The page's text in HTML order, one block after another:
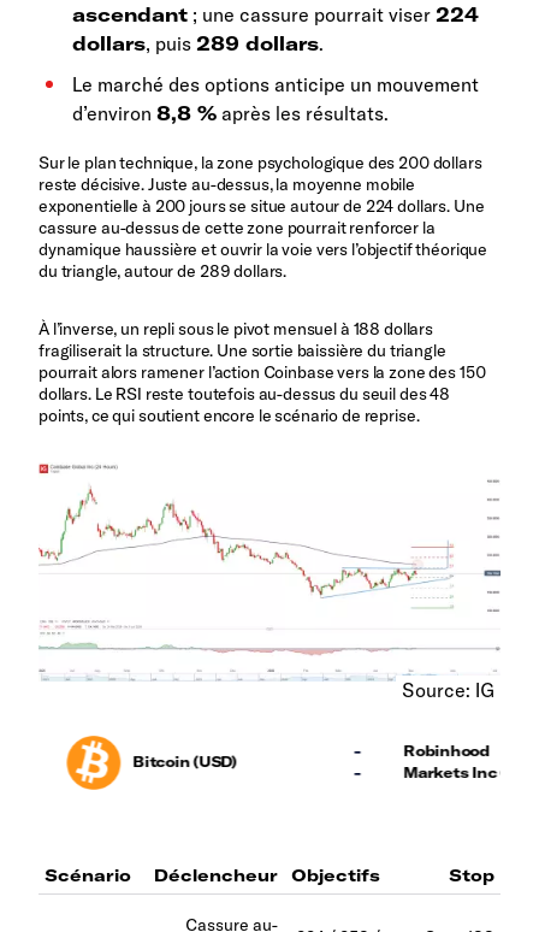
ascendant ; une cassure pourrait viser 224
dollars, puis 289 dollars.
Le marché des options anticipe un mouvement
d’environ 8,8 % après les résultats.
Sur le plan technique, la zone psychologique des 200 dollars
reste décisive. Juste au-dessus, la moyenne mobile
exponentielle à 200 jours se situe autour de 224 dollars. Une
cassure au-dessus de cette zone pourrait renforcer la
dynamique haussière et ouvrir la voie vers l’objectif théorique
du triangle, autour de 289 dollars.
À l’inverse, un repli sous le pivot mensuel à 188 dollars
fragiliserait la structure. Une sortie baissière du triangle
pourrait alors ramener l’action Coinbase vers la zone des 150
dollars. Le RSI reste toutefois au-dessus du seuil des 48
points, ce qui soutient encore le scénario de reprise.
Source: IG
Scénario Déclencheur Objectifs Stop
Cassure au-